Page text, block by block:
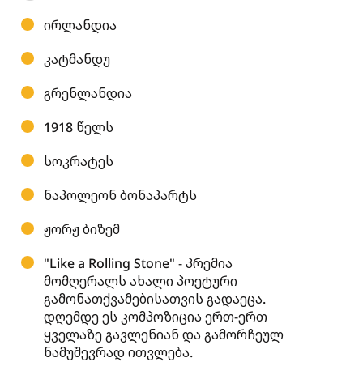
ირლანდია
კატმანდუ
გრენლანდია
1918 წელს
სოკრატეს
ნაპოლეონ ბონაპარტს
ჟორჟ ბიზემ
"Like a Rolling Stone" - პრემია
მომღერალს ახალი პოეტური
გამონათქვამებისათვის გადაეცა.
დღემდე ეს კომპოზიცია ერთ-ერთ
ყველაზე გავლენიან და გამორჩეულ
ნამუშევრად ითვლება.